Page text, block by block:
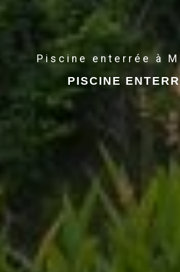
Piscine enterrée à
PISCINE